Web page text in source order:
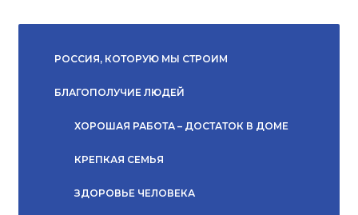
РОССИЯ, КОТОРУЮ МЫ СТРОИМ
БЛАГОПОЛУЧИЕ ЛЮДЕЙ
ХОРОШАЯ РАБОТА – ДОСТАТОК В ДОМЕ
КРЕПКАЯ СЕМЬЯ
ЗДОРОВЬЕ ЧЕЛОВЕКА